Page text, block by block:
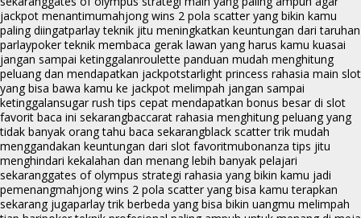
jackpot menantimumahjong wins 2 pola scatter yang bikin kamu
paling diingatparlay teknik jitu meningkatkan keuntungan dari taruhan
parlaypoker teknik membaca gerak lawan yang harus kamu kuasai
jangan sampai ketinggalanroulette panduan mudah menghitung
peluang dan mendapatkan jackpotstarlight princess rahasia main slot
yang bisa bawa kamu ke jackpot melimpah jangan sampai
ketinggalansugar rush tips cepat mendapatkan bonus besar di slot
favorit baca ini sekarangbaccarat rahasia menghitung peluang yang
tidak banyak orang tahu baca sekarangblack scatter trik mudah
menggandakan keuntungan dari slot favoritmubonanza tips jitu
menghindari kekalahan dan menang lebih banyak pelajari
sekaranggates of olympus strategi rahasia yang bikin kamu jadi
pemenangmahjong wins 2 pola scatter yang bisa kamu terapkan
sekarang jugaparlay trik berbeda yang bisa bikin uangmu melimpah